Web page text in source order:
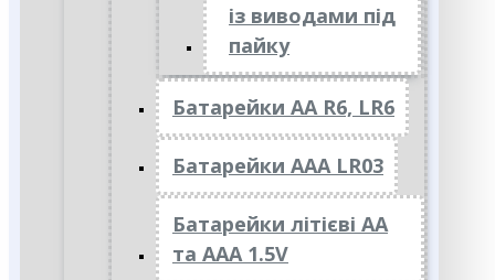
із виводами під
пайку
Батарейки АА R6, LR6
Батарейки АAА LR03
Батарейки літієві АА
та ААА 1.5V